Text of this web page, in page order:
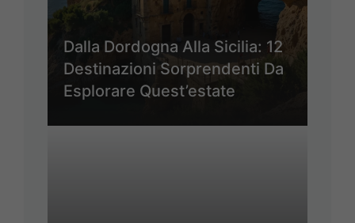
Dalla Dordogna Alla Sicilia: 12
Destinazioni Sorprendenti Da
Esplorare Quest’estate